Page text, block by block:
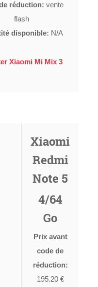
réduction: vente
flash
disponible: N/A
Xiaomi Mi Mix 3
Xiaomi
Redmi
Note 5
4/64
Go
Prix avant
code de
réduction:
195.20 €